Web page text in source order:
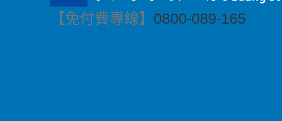
【免付費專線】 0800-089-165